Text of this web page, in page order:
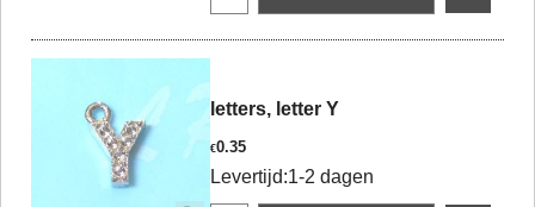
letters, letter Y
€0.35
Levertijd:1-2 dagen